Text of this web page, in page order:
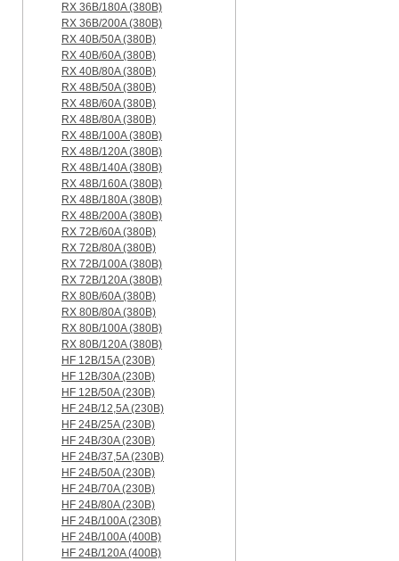
RX 36B/180A (380B)
RX 36B/200A (380B)
RX 40B/50A (380B)
RX 40B/60A (380B)
RX 40B/80A (380B)
RX 48B/50A (380B)
RX 48B/60A (380B)
RX 48B/80A (380B)
RX 48B/100A (380B)
RX 48B/120A (380B)
RX 48B/140A (380B)
RX 48B/160A (380B)
RX 48B/180A (380B)
RX 48B/200A (380B)
RX 72B/60A (380B)
RX 72B/80A (380B)
RX 72B/100A (380B)
RX 72B/120A (380B)
RX 80B/60A (380B)
RX 80B/80A (380B)
RX 80B/100A (380B)
RX 80B/120A (380B)
HF 12B/15A (230B)
HF 12B/30A (230B)
HF 12B/50A (230B)
HF 24B/12,5A (230B)
HF 24B/25A (230B)
HF 24B/30A (230B)
HF 24B/37,5A (230B)
HF 24B/50A (230B)
HF 24B/70A (230B)
HF 24B/80A (230B)
HF 24B/100A (230B)
HF 24B/100A (400B)
HF 24B/120A (400B)